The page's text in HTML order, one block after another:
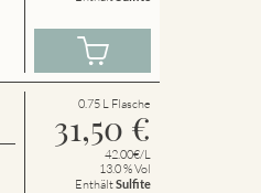
0.75 L Flasche
31,50 €
42.00€/L
13.0 % Vol
EnthältSulfite